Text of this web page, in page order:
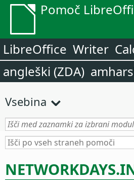
Pomoč
LibreOffice Writer
angleški (ZDA)
Vsebina